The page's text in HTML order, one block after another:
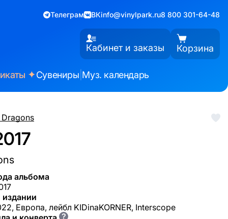
Телеграм ВКinfo@vinylpark.ru8 800 301-64-48
Кабинет и заказы Корзина
✦Сувениры Муз. календарь
альбома
Европа, лейбл KIDinaKORNER, Interscope
?